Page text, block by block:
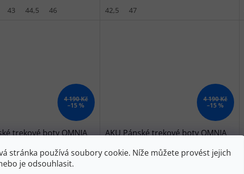
stránka používá soubory cookie. Níže můžete provést jejich
je odsouhlasit.
43 44,5 46 42,5 47
4 190 Kč
–15 %
trekové boty OMNIA
Skladem
4 190 Kč
–15 %
AKU Pánské trekové boty OMNIA
hnědé/zelené